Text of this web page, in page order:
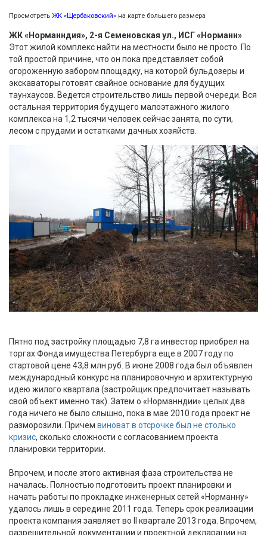
Просмотреть ЖК «Щербаковский» на карте большего размера
ЖК «Норманндия», 2-я Семеновская ул., ИСГ «Норманн»
Этот жилой комплекс найти на местности было не просто. По
той простой причине, что он пока представляет собой
огороженную забором площадку, на которой бульдозеры и
экскаваторы готовят свайное основание для будущих
таунхаусов. Ведется строительство лишь первой очереди. Вся
остальная территория будущего малоэтажного жилого
комплекса на 1,2 тысячи человек сейчас занята, по сути,
лесом с прудами и остатками дачных хозяйств.
Пятно под застройку площадью 7,8 га инвестор приобрел на
торгах Фонда имущества Петербурга еще в 2007 году по
стартовой цене 43,8 млн руб. В июне 2008 года был объявлен
международный конкурс на планировочную и архитектурную
идею жилого квартала (застройщик предпочитает называть
свой объект именно так). Затем о «Норманндии» целых два
года ничего не было слышно, пока в мае 2010 года проект не
разморозили. Причем виноват в отсрочке был не столько
кризис, сколько сложности с согласованием проекта
планировки территории.
Впрочем, и после этого активная фаза строительства не
началась. Полностью подготовить проект планировки и
начать работы по прокладке инженерных сетей «Норманну»
удалось лишь в середине 2011 года. Теперь срок реализации
проекта компания заявляет во II квартале 2013 года. Впрочем,
разрешительной документации и проектной декларации на